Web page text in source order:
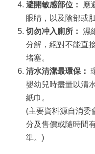
避開敏感部位：
應
眼睛，以及陰部或
切勿冲入廁所： 濕
分解，絕對不能直
堵塞。
清水清潔最環保：
嬰幼兒時盡量以清
紙巾。
(主要資料源自消委
分及售價或隨時間
準。)